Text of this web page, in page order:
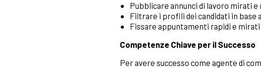
Pubblicare annunci di lavoro mirati
Filtrare i profili dei candidati in base
Fissare appuntamenti rapidi e
Competenze Chiave per il Successo
Per avere successo come agente di